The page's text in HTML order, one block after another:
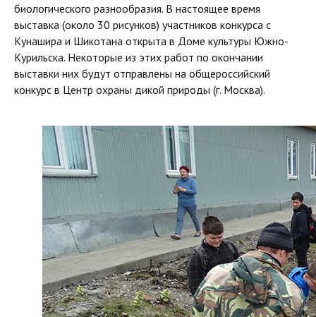
биологического разнообразия. В настоящее время
выставка (около 30 рисунков) участников конкурса с
Кунашира и Шикотана открыта в Доме культуры Южно-
Курильска. Некоторые из этих работ по окончании
выставки них будут отправлены на общероссийский
конкурс в Центр охраны дикой природы (г. Москва).